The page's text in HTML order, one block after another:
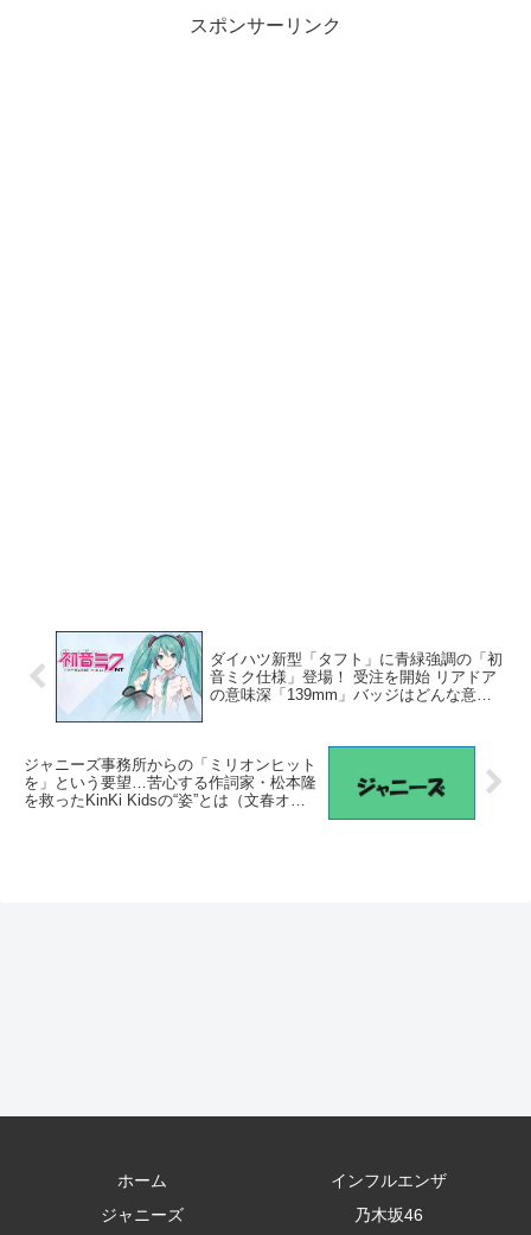
スポンサーリンク
ダイハツ新型「タフト」に青緑強調の「初
音ミク仕様」登場！ 受注を開始 リアドア
の意味深「139mm」バッジはどんな意
ジャニーズ事務所からの「ミリオンヒット
を」という要望…苦心する作詞家・松本隆
を救ったKinKi Kidsの“姿”とは（文春オン
ホーム
インフルエンザ
ジャニーズ
乃木坂46